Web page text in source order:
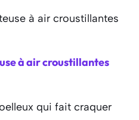
à air croustillantes